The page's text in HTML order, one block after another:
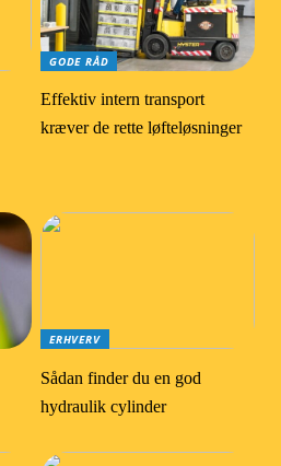
GODE RÅD
Effektiv intern transport
kræver de rette løfteløsninger
ERHVERV
Sådan finder du en god
hydraulik cylinder